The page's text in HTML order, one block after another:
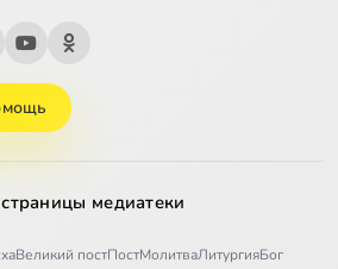
медиатеки
Великий постПостМолитваЛитургияБог